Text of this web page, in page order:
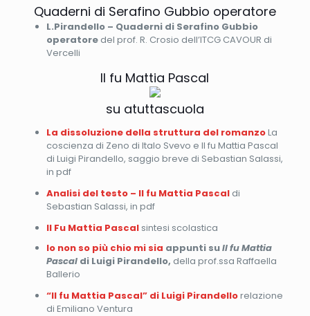
Quaderni di Serafino Gubbio operatore
L.Pirandello – Quaderni di Serafino Gubbio
operatoredel prof. R. Crosio dell’ITCG CAVOUR di
Vercelli
Il fu Mattia Pascal
su atuttascuola
La dissoluzione della struttura del romanzoLa
coscienza di Zeno di Italo Svevo e Il fu Mattia Pascal
di Luigi Pirandello, saggio breve di Sebastian Salassi,
in pdf
Analisi del testo – Il fu Mattia Pascaldi
Sebastian Salassi, in pdf
Il Fu Mattia Pascalsintesi scolastica
Io non so più chio mi sia appunti suIl fu Mattia
Pascal di Luigi Pirandello, della prof.ssa Raffaella
Ballerio
“Il fu Mattia Pascal” di Luigi Pirandellorelazione
di Emiliano Ventura